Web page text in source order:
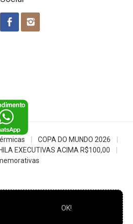
COPA DO MUNDO 2026
EXECUTIVAS ACIMA R$100,00
OK!